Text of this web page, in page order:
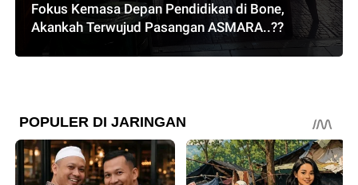
Fokus Kemasa Depan Pendidikan di Bone,
Akankah Terwujud Pasangan ASMARA..??